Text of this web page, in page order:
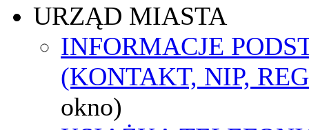
URZĄD MIASTA
INFORMACJE
(KONTAKT, NIP,
okno)